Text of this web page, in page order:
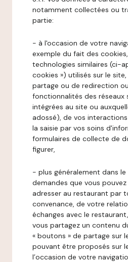
notamment collectées ou
partie:
- à l'occasion de votre
exemple du fait des
technologies similaires (ci-
cookies ») utilisés sur le
partage ou de redirection
fonctionnalités des réseaux
intégrées au site ou
adossé), de vos
la saisie par vos soins
formulaires de collecte de
figurer,
- plus généralement dans
demandes que vous
adresser au restaurant par
convenance, de votre
échanges avec le
vous partagez un contenu
« boutons » de partage sur
pouvant être proposés sur
l’occasion de votre